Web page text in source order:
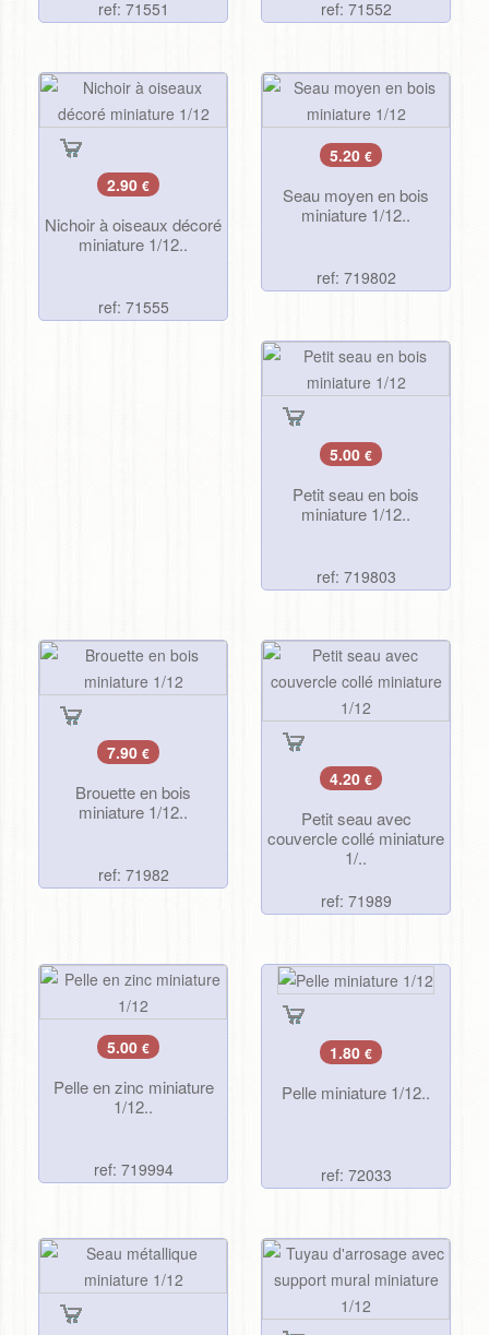
ref: 71551 ref: 71552
2.90 €
Nichoir à oiseaux décoré
miniature 1/12..
ref: 71555
5.20 €
Seau moyen en bois
miniature 1/12..
ref: 719802
5.00 €
Petit seau en bois
miniature 1/12..
ref: 719803
7.90 €
Brouette en bois
miniature 1/12..
ref: 71982
4.20 €
Petit seau avec
couvercle collé miniature
1/..
ref: 71989
5.00 €
Pelle en zinc miniature
1/12..
ref: 719994
1.80 €
Pelle miniature 1/12..
ref: 72033